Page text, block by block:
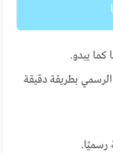
كما يبدو.
بطريقة دقيقة